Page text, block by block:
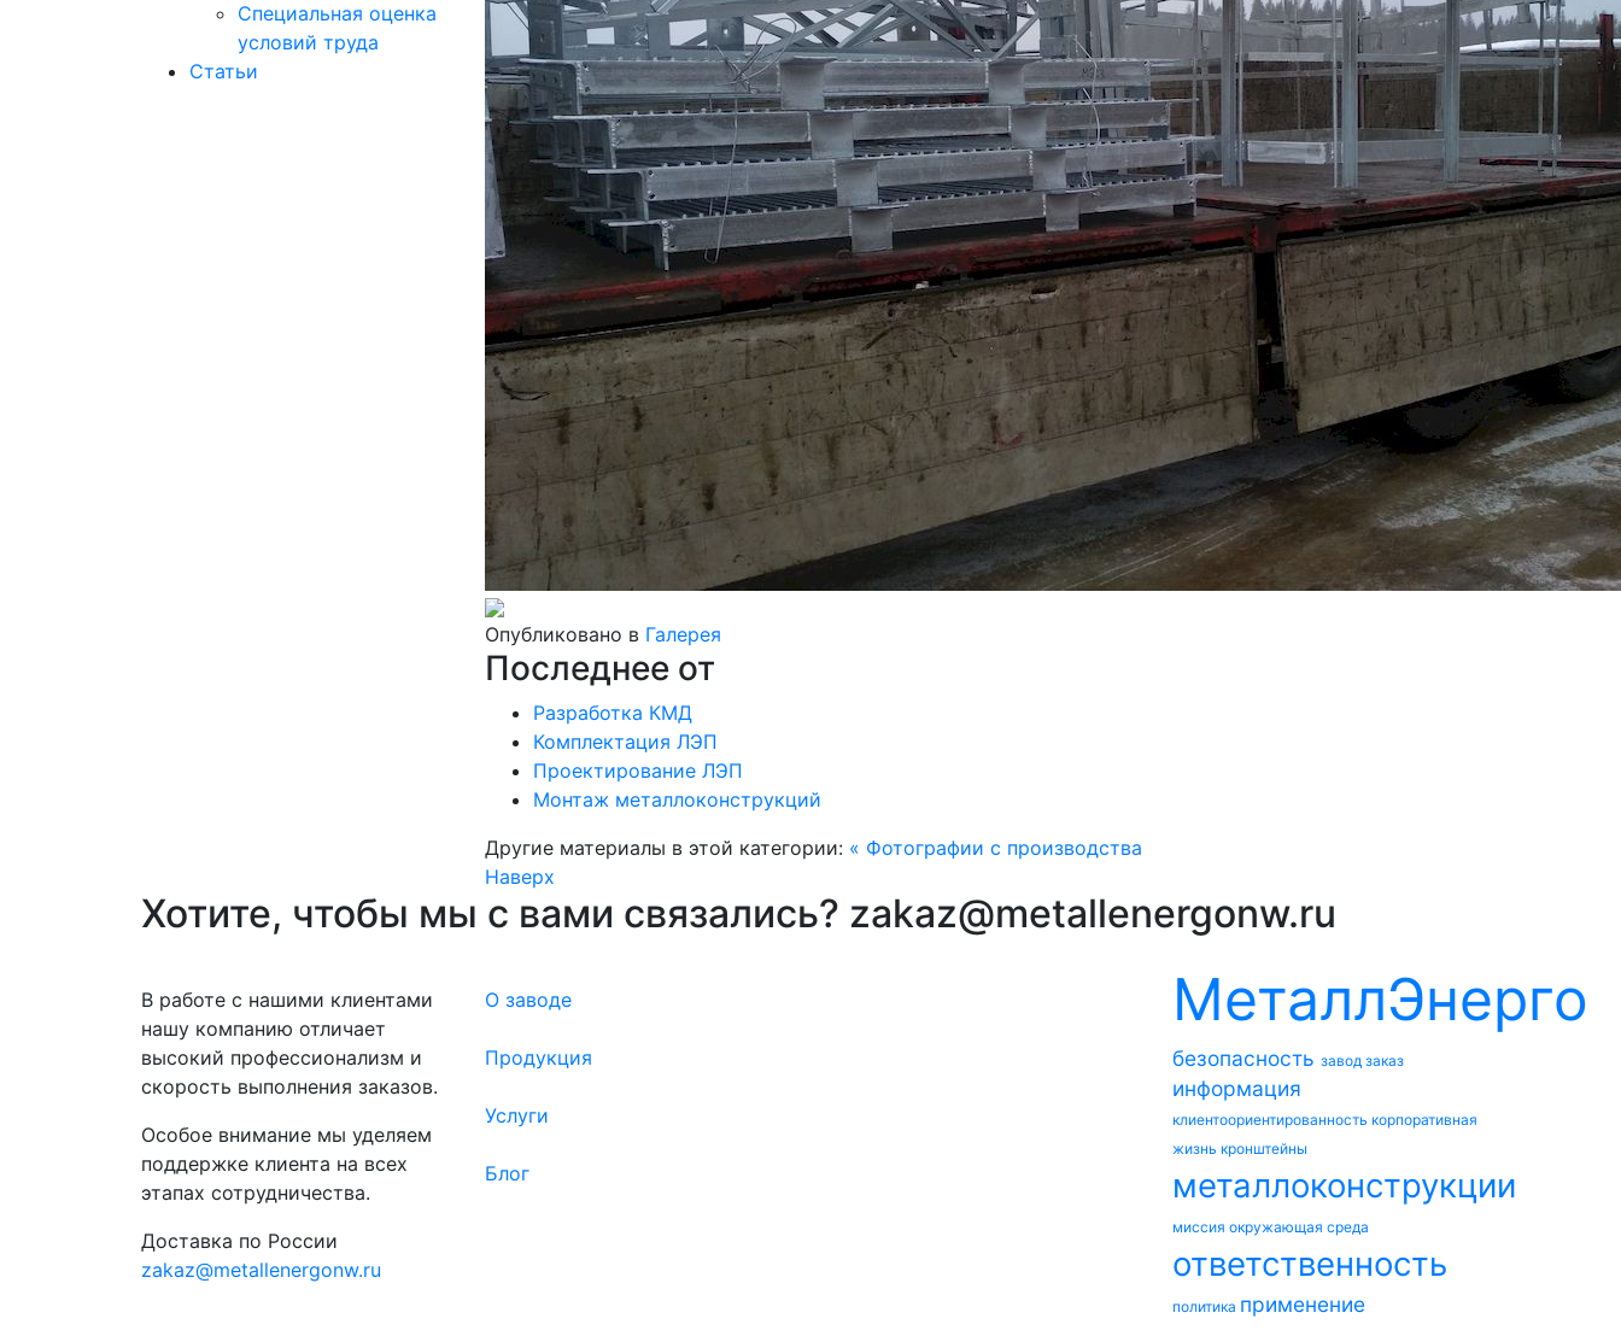
Специальная оценка
условий труда
Статьи
Опубликовано в Галерея
Последнее от
Разработка КМД
Комплектация ЛЭП
Проектирование ЛЭП
Монтаж металлоконструкций
Другие материалы в этой категории: « Фотографии с производства
Наверх
Хотите, чтобы мы с вами связались? zakaz@metallenergonw.ru
В работе с нашими клиентами
нашу компанию отличает
высокий профессионализм и
скорость выполнения заказов.
Особое внимание мы уделяем
поддержке клиента на всех
этапах сотрудничества.
Доставка по России
zakaz@metallenergonw.ru
О заводе
Продукция
Услуги
Блог
МеталлЭнерго
безопасность завод заказ
информация
клиентоориентированность корпоративная
жизнь кронштейны
металлоконструкции
миссия окружающая среда
ответственность
политика применение